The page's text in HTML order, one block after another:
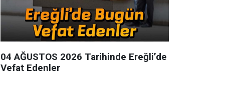
04 AĞUSTOS 2026 Tarihinde Ereğli’de
Vefat Edenler